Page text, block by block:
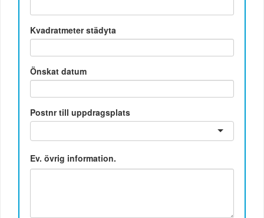
Kvadratmeter städyta
Önskat datum
Postnr till uppdragsplats
Ev. övrig information.